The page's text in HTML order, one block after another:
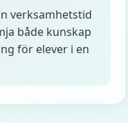
verksamhetstid
både kunskap
för elever i en